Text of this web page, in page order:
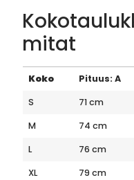
mitat
Koko Pituus: A
S
71 cm
M
74 cm
L
76 cm
XL
79 cm